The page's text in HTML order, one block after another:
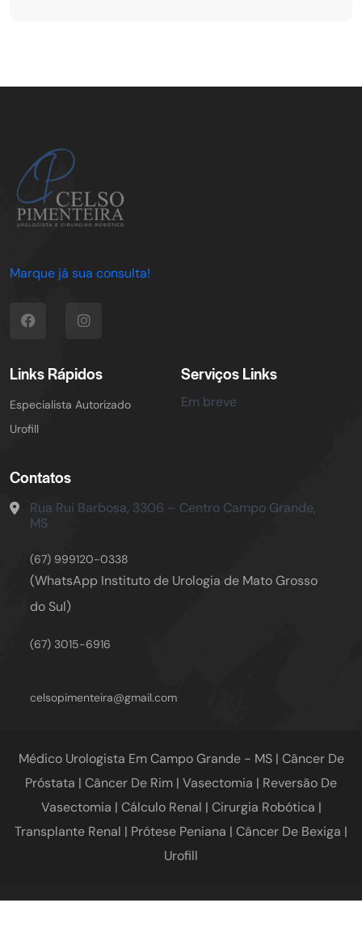
Marque já sua consulta!
Links Rápidos
Especialista Autorizado
Urofill
Serviços Links
Em breve
Contatos
Rua Rui Barbosa, 3306 – Centro Campo Grande,
MS
(67) 999120-0338
(WhatsApp Instituto de Urologia de Mato Grosso
do Sul)
(67) 3015-6916
celsopimenteira@gmail.com
Médico Urologista Em Campo Grande - MS | Câncer De
Próstata | Câncer De Rim | Vasectomia | Reversão De
Vasectomia | Cálculo Renal | Cirurgia Robótica |
Transplante Renal | Prótese Peniana | Câncer De Bexiga |
Urofill